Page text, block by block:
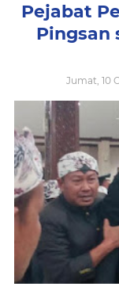
Pejabat
Pingsan
Jumat, 10